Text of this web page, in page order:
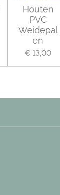
Houten
PVC
Weidepal
en
€ 13,00